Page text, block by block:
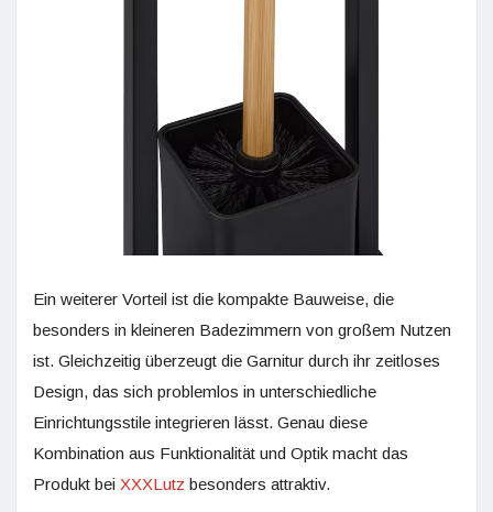
Ein weiterer Vorteil ist die kompakte Bauweise, die
besonders in kleineren Badezimmern von großem Nutzen
ist. Gleichzeitig überzeugt die Garnitur durch ihr zeitloses
Design, das sich problemlos in unterschiedliche
Einrichtungsstile integrieren lässt. Genau diese
Kombination aus Funktionalität und Optik macht das
Produkt bei XXXLutz besonders attraktiv.